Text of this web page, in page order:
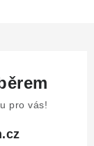
pro vás!